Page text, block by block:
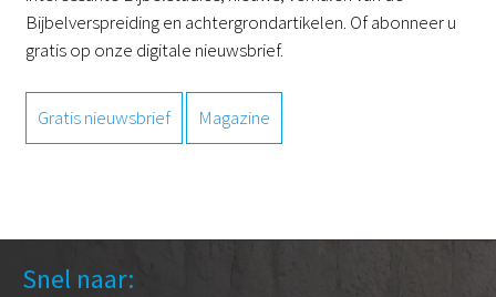
Bijbelverspreiding en achtergrondartikelen. Of abonneer u
gratis op onze digitale nieuwsbrief.
Gratis nieuwsbrief Magazine
Snel naar: